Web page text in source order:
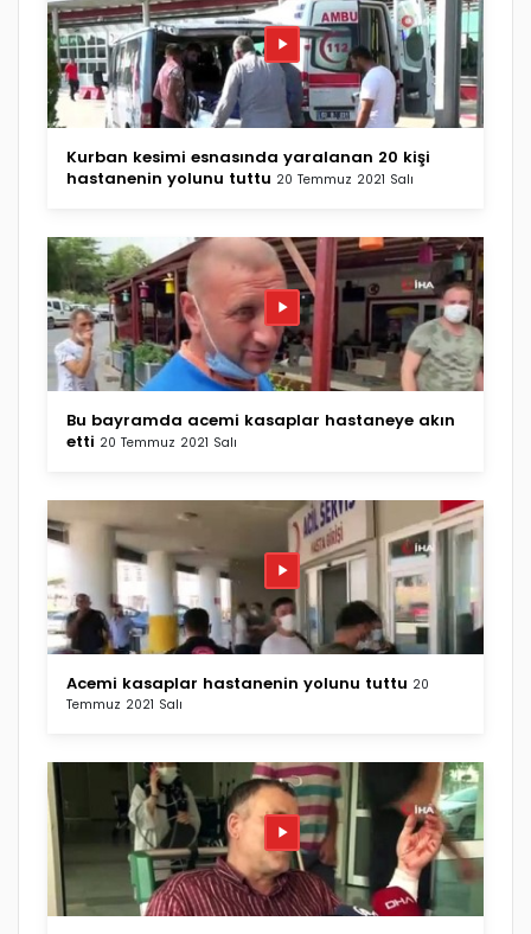
Kurban kesimi esnasında yaralanan 20 kişi
hastanenin yolunu tuttu 20 Temmuz 2021 Salı
Bu bayramda acemi kasaplar hastaneye akın
etti 20 Temmuz 2021 Salı
Acemi kasaplar hastanenin yolunu tuttu 20
Temmuz 2021 Salı